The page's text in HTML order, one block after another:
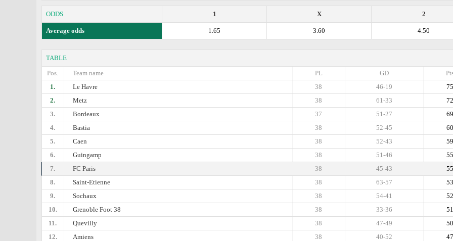
ODDS 2
X
1
Average odds 4.50
3.60
1.65
TABLE
Pos.
Team name GD
PL
1.
Le Havre 75
46-19
38
2.
Metz 72
61-33
38
3.
Bordeaux 69
51-27
37
4.
Bastia 60
52-45
38
5.
Caen 59
52-43
38
6.
Guingamp 55
51-46
38
7.
FC Paris 55
45-43
38
8.
Saint-Etienne 53
63-57
38
9.
Sochaux 52
54-41
38
10.
Grenoble Foot 38 51
33-36
38
11.
Quevilly 50
47-49
38
12.
Amiens 47
40-52
38